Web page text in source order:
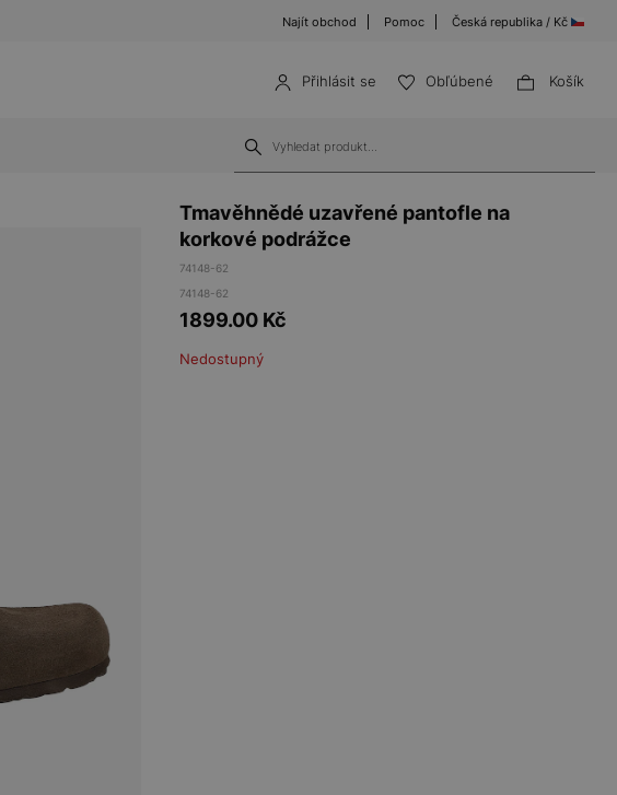
Najít obchod Pomoc Česká republika / Kč
Přihlásit se Obľúbené Košík
Tmavěhnědé uzavřené pantofle na
korkové podrážce
74148-62
74148-62
1899.00 Kč
Nedostupný